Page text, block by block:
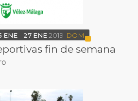
ENE 27 ENE 2019 DOM
fin de semana